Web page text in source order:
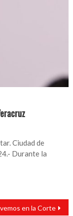
Ciudad de
Durante la
en la Corte